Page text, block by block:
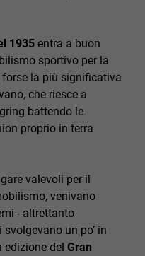
1935 entra a buon
sportivo per la
la più significativa
che riesce a
battendo le
proprio in terra
valevoli per il
venivano
- altrettanto
un po’ in
edizione del Gran